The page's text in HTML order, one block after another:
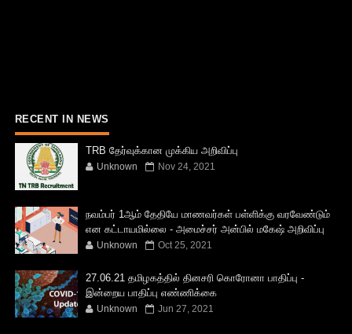
RECENT IN NEWS
TRB தேர்வுக்கான முக்கிய அறிவிப்பு
Unknown Nov 24, 2021
நவம்பர் 1ஆம் தேதியே மாணவர்கள் பள்ளிக்கு வரவேண்டும்
என கட்டாயமில்லை - அமைச்சர் அன்பில் மகேஷ் அறிவிப்பு
Unknown Oct 25, 2021
27.06.21 தமிழகத்தில் தினசரி கொரோனா பாதிப்பு -
இன்றைய பாதிப்பு எண்ணிக்கை
Unknown Jun 27, 2021